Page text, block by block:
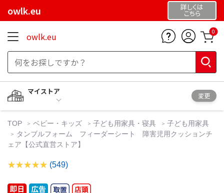
owlk.eu 詳しくは
こちら
owlk.eu 0
マイストア
変更
TOP ベビー・キッズ 子ども用家具・寝具
子ども用家具
タンブルフォーム フィーダーシート 障害児用クッションチ
ェア【公式直営ストア】
(549)